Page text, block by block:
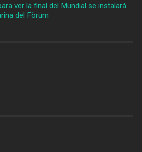
ver la final del Mundial se instalará
del Fòrum